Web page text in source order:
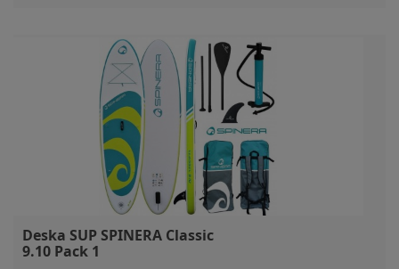
Deska SUP SPINERA Classic
9.10 Pack 1